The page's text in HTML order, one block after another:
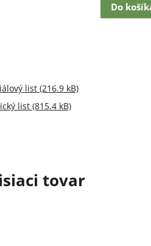
tovar
Do
list (216.9 kB)
list (815.4 kB)